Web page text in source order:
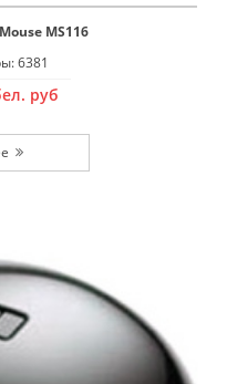
MS116
6381
руб